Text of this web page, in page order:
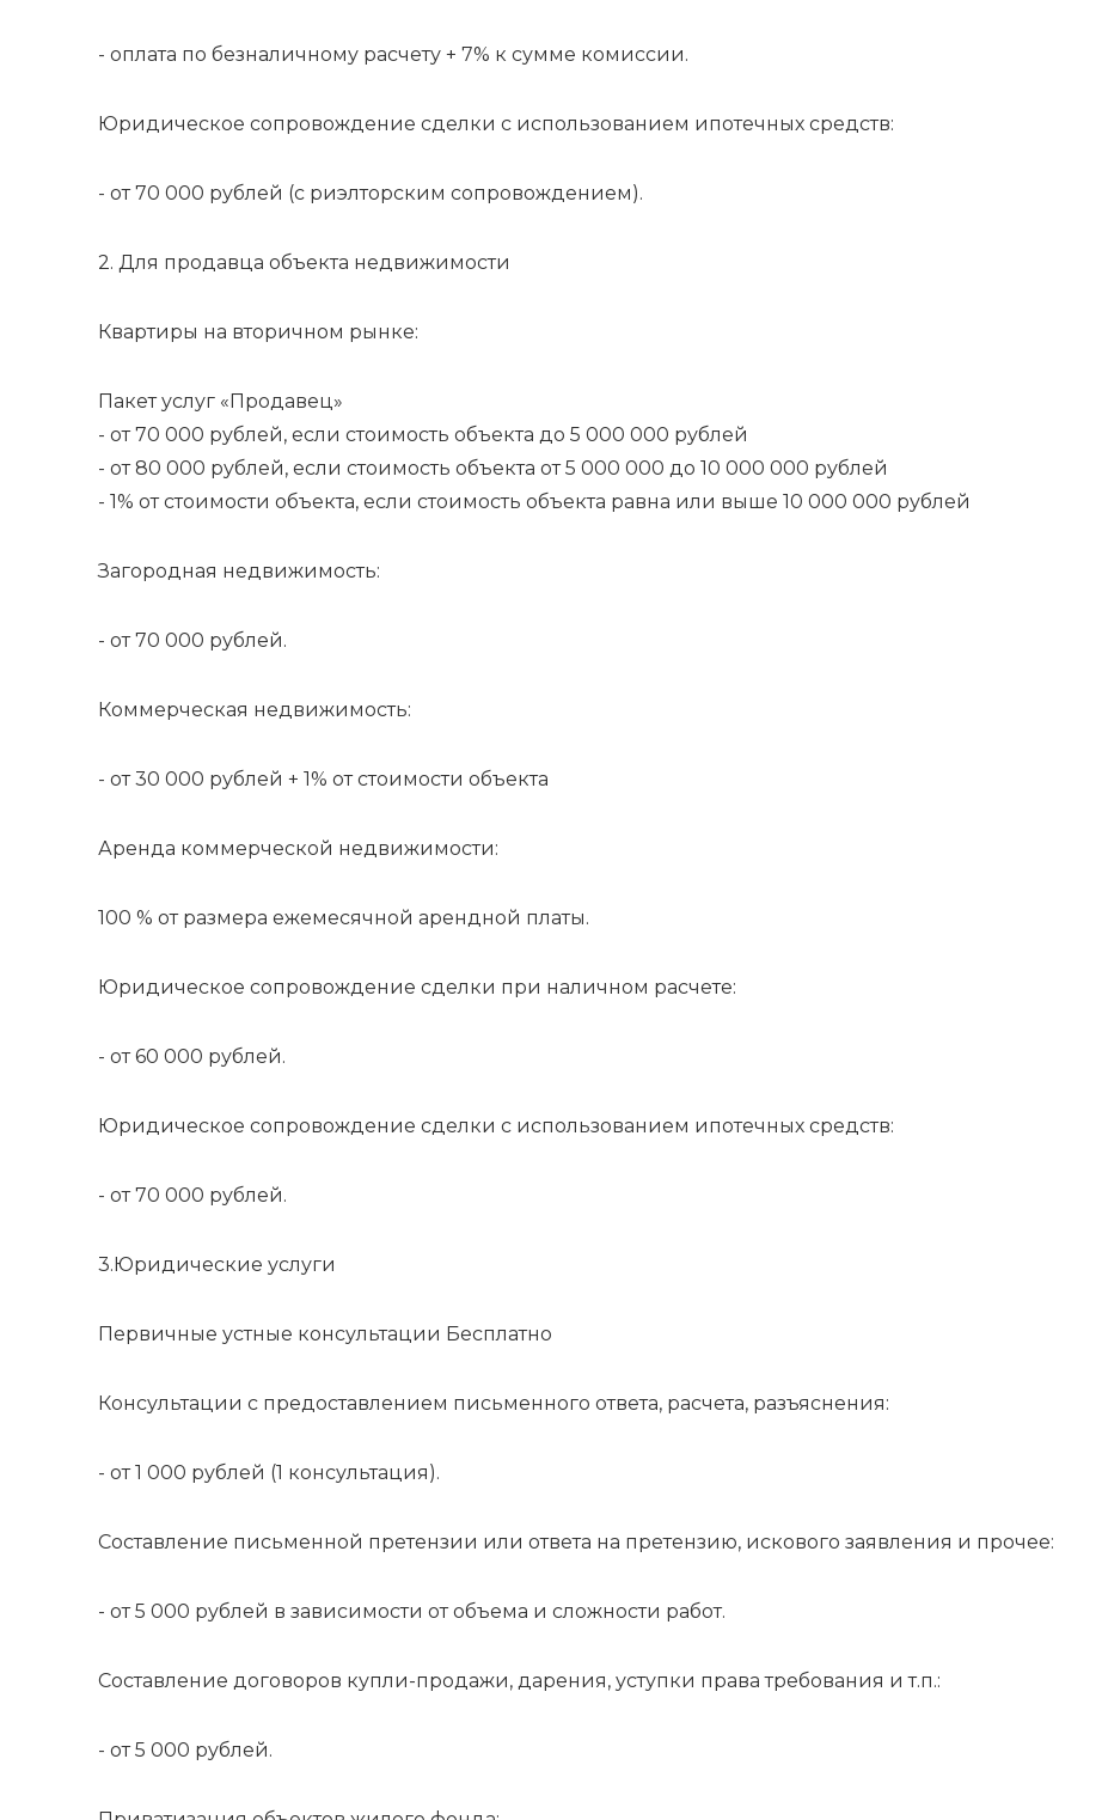
- оплата по безналичному расчету + 7% к сумме комиссии.
Юридическое сопровождение сделки с использованием ипотечных средств:
- от 70 000 рублей (с риэлторским сопровождением).
2. Для продавца объекта недвижимости
Квартиры на вторичном рынке:
Пакет услуг «Продавец»
- от 70 000 рублей, если стоимость объекта до 5 000 000 рублей
- от 80 000 рублей, если стоимость объекта от 5 000 000 до 10 000 000 рублей
- 1% от стоимости объекта, если стоимость объекта равна или выше 10 000 000 рублей
Загородная недвижимость:
- от 70 000 рублей.
Коммерческая недвижимость:
- от 30 000 рублей + 1% от стоимости объекта
Аренда коммерческой недвижимости:
100 % от размера ежемесячной арендной платы.
Юридическое сопровождение сделки при наличном расчете:
- от 60 000 рублей.
Юридическое сопровождение сделки с использованием ипотечных средств:
- от 70 000 рублей.
3.Юридические услуги
Первичные устные консультации Бесплатно
Консультации с предоставлением письменного ответа, расчета, разъяснения:
- от 1 000 рублей (1 консультация).
Составление письменной претензии или ответа на претензию, искового заявления и прочее:
- от 5 000 рублей в зависимости от объема и сложности работ.
Составление договоров купли-продажи, дарения, уступки права требования и т.п.:
- от 5 000 рублей.